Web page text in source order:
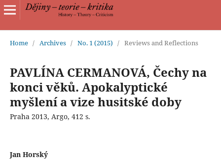
Home / Archives / No. 1 (2015) / Reviews and Reflections
PAVLÍNA CERMANOVÁ, Čechy na
konci věků. Apokalyptické
myšlení a vize husitské doby
Praha 2013, Argo, 412 s.
Jan Horský